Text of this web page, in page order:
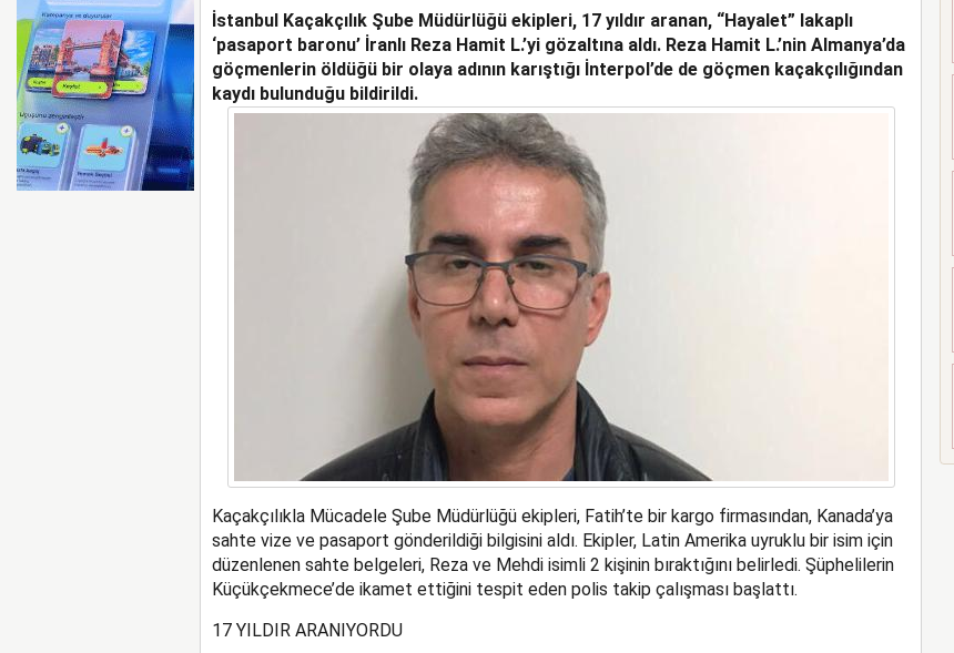
EMIRATES VE ARSENAL ORTAKLIĞINI 2033’E
KADAR UZATTI
İstanbul Kaçakçılık Şube Müdürlüğü ekipleri, 17 yıldır aranan, “Hayalet” lakaplı
‘pasaport baronu’ İranlı Reza Hamit L.’yi gözaltına aldı. Reza Hamit L.’nin Almanya’da
göçmenlerin öldüğü bir olaya adının karıştığı İnterpol’de de göçmen kaçakçılığından
kaydı bulunduğu bildirildi.
Kaçakçılıkla Mücadele Şube Müdürlüğü ekipleri, Fatih’te bir kargo firmasından, Kanada’ya
sahte vize ve pasaport gönderildiği bilgisini aldı. Ekipler, Latin Amerika uyruklu bir isim için
düzenlenen sahte belgeleri, Reza ve Mehdi isimli 2 kişinin bıraktığını belirledi. Şüphelilerin
Küçükçekmece’de ikamet ettiğini tespit eden polis takip çalışması başlattı.
17 YILDIR ARANIYORDU